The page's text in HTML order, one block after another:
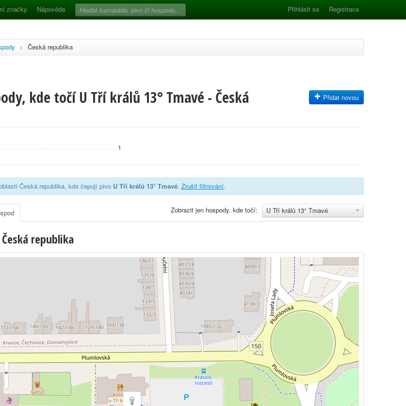
značky Nápověda Přihlásit se Registrace
> Česká republika
kde točí U Tří králů 13° Tmavé - Česká Přidat novou
1
Česká republika, kde čepují pivo U Tří králů 13° Tmavé. Zrušit filtrování.
U Tří králů 13° Tmavé
Zobrazit jen hospody, kde točí:
republika